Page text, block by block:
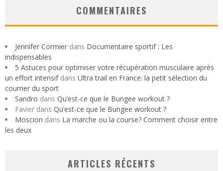
COMMENTAIRES
Jennifer Cormier dans Documentaire sportif : Les
indispensables
5 Astuces pour optimiser votre récupération musculaire après
un effort intensifdans Ultra trail en France: la petit sélection du
courrier du sport
Sandro dans Qu’est-ce que le Bungee workout ?
Favier dans Qu’est-ce que le Bungee workout ?
Moscion dans La marche ou la course? Comment choisir entre
les deux
ARTICLES RÉCENTS